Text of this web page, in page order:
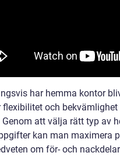
har hemma kontor
flexibilitet och
att välja rätt typ av
kan man maximera
om för- och